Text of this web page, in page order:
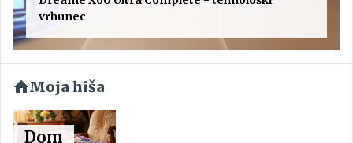
vrhunec
Moja hiša
Dom